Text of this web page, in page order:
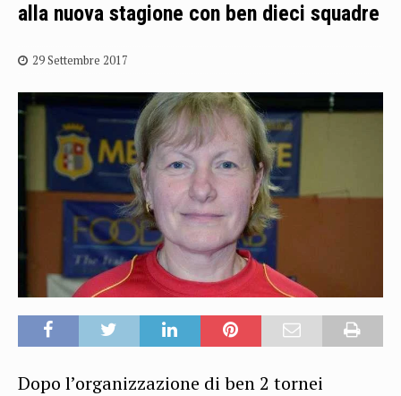
alla nuova stagione con ben dieci squadre
29 Settembre 2017
Dopo l’organizzazione di ben 2 tornei